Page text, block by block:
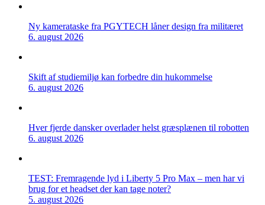
Ny kamerataske fra PGYTECH låner design fra militæret
6. august 2026
Skift af studiemiljø kan forbedre din hukommelse
6. august 2026
Hver fjerde dansker overlader helst græsplænen til robotten
6. august 2026
TEST: Fremragende lyd i Liberty 5 Pro Max – men har vi
brug for et headset der kan tage noter?
5. august 2026